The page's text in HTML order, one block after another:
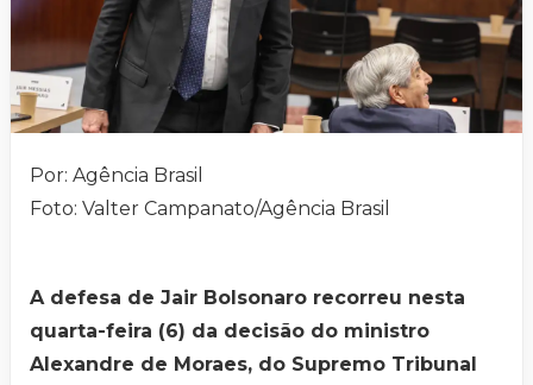
Por: Agência Brasil
Foto: Valter Campanato/Agência Brasil
A defesa de Jair Bolsonaro recorreu nesta
quarta-feira (6) da decisão do ministro
Alexandre de Moraes, do Supremo Tribunal